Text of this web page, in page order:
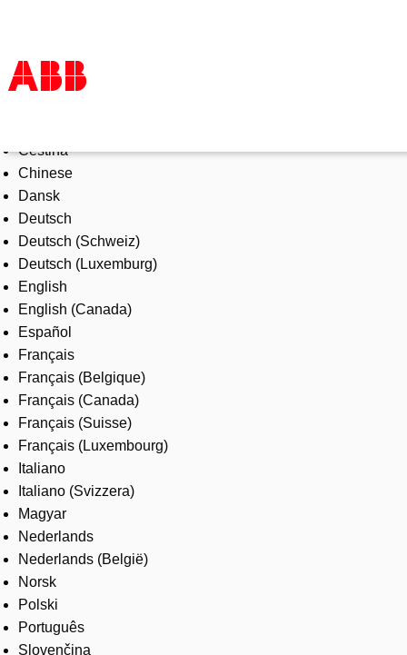
Products & Solutions
Industries
Services
About us
Where to buy
Contact us
Careers
Čeština
Chinese
Dansk
Deutsch
Deutsch (Schweiz)
Deutsch (Luxemburg)
English
English (Canada)
Español
Français
Français (Belgique)
Français (Canada)
Français (Suisse)
Français (Luxembourg)
Italiano
Italiano (Svizzera)
Magyar
Nederlands
Nederlands (België)
Norsk
Polski
Português
Slovenčina